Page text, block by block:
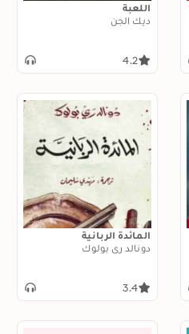
اللعبة
ديك الجن
4.2
المائدة الربانية
دونالد ري بولوك
3.4